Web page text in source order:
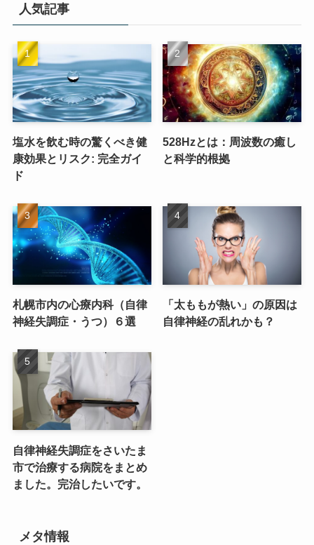
人気記事
塩水を飲む時の驚くべき健
康効果とリスク: 完全ガイ
ド
528Hzとは：周波数の癒し
と科学的根拠
札幌市内の心療内科（自律
神経失調症・うつ）６選
「太ももが熱い」の原因は
自律神経の乱れかも？
自律神経失調症をさいたま
市で治療する病院をまとめ
ました。完治したいです。
メタ情報